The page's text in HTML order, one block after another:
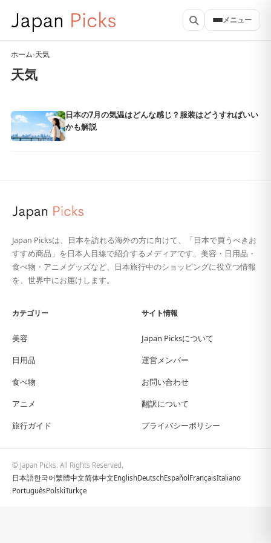
メニュー
ホーム›天気
天気
日本の7月の気温はどんな感じ？服装はどうすればいい
かも解説
Japan Picksは、日本を訪れる海外の方に向けて、「日本で買うべきお
すすめ商品」を日本人目線で紹介するメディアです。美容・日用品・
食べ物・アニメグッズなど、日本旅行中のショッピングに役立つ情報
を、世界中にお届けします。
カテゴリー
美容
日用品
食べ物
アニメ
旅行ガイド
サイト情報
Japan Picksについて
運営メンバー
お問い合わせ
翻訳について
プライバシーポリシー
© Japan Picks. All Rights Reserved.
日本語한국어繁體中文简体中文EnglishDeutschEspañol FrançaisItaliano
PortuguêsPolskiTürkçe